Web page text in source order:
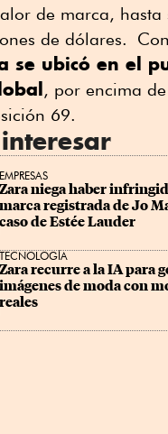
de marca, hasta
de dólares.
se ubicó en el
, por encima
69.
EMPRESAS
Zara niega haber
marca registrada de Jo
caso de Estée Lauder
TECNOLOGÍA
Zara recurre a la IA para
imágenes de moda con
reales